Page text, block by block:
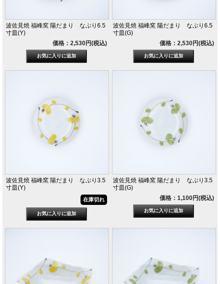
波佐見焼 福峰窯 陽だまり なぶり6.5
寸皿(Y)
価格：2,530円(税込)
波佐見焼 福峰窯 陽だまり なぶり6.5
寸皿(G)
価格：2,530円(税込)
波佐見焼 福峰窯 陽だまり なぶり3.5
寸皿(Y)
在庫切れ
波佐見焼 福峰窯 陽だまり なぶり3.5
寸皿(G)
価格：1,100円(税込)